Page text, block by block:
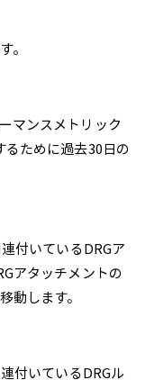
。
マンスメトリック
るために過去30日の
付いているDRGア
アタッチメントの
動します。
付いているDRGル